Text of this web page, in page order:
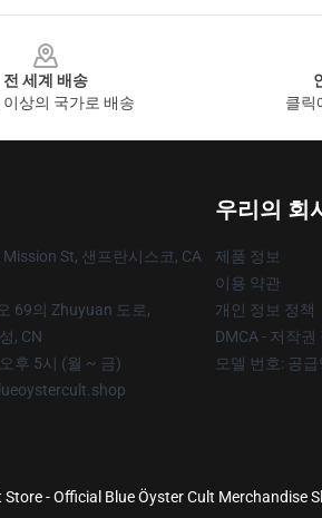
전 세계 배송
상의 국가로 배송
클릭
Mission St, 샌프란시스코, CA
69의 Zhuyuan 도로,
, CN
후 5시 (월 ~ 금)
우리의 회
제품 정보
이용 약관
개인 정보 정책
DMCA - 저작권
모델 번호: 공
- Official Blue Öyster Cult Merchandise